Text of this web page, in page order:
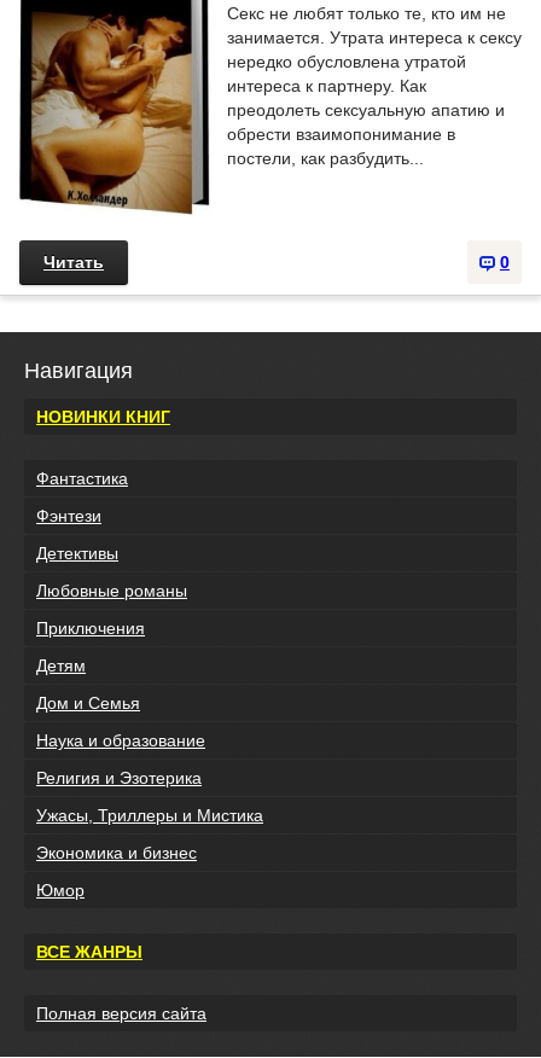
Секс не любят только те, кто им не
занимается. Утрата интереса к сексу
нередко обусловлена утратой
интереса к партнеру. Как
преодолеть сексуальную апатию и
обрести взаимопонимание в
постели, как разбудить...
0
Читать
Навигация
НОВИНКИ КНИГ
Фантастика
Фэнтези
Детективы
Любовные романы
Приключения
Детям
Дом и Семья
Наука и образование
Религия и Эзотерика
Ужасы, Триллеры и Мистика
Экономика и бизнес
Юмор
ВСЕ ЖАНРЫ
Полная версия сайта